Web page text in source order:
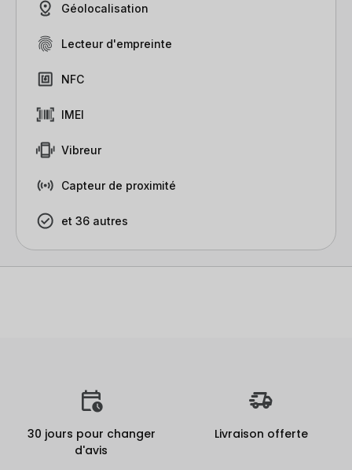
Géolocalisation
Lecteur d'empreinte
NFC
IMEI
Vibreur
Capteur de proximité
et 36 autres
30 jours pour changer
d'avis
Livraison offerte